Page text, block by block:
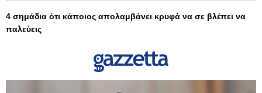
4 σημάδια ότι κάποιος απολαμβάνει κρυφά να σε βλέπει να
παλεύεις